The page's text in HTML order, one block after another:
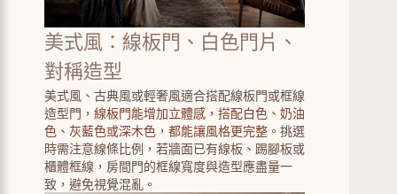
美式風：線板門、白色門片、
對稱造型
美式風、古典風或輕奢風適合搭配線板門或框線
造型門， 線板門能增加立體感，搭配白色、奶油
色、灰藍色或深木色，都能讓風格更完整 。挑選
時需注意線條比例，若牆面已有線板、踢腳板或
櫃體框線，房間門的框線寬度與造型應盡量一
致，避免視覺混亂。